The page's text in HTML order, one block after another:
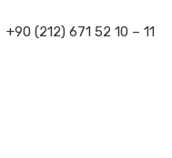
+90 (212) 671 52 10 – 11